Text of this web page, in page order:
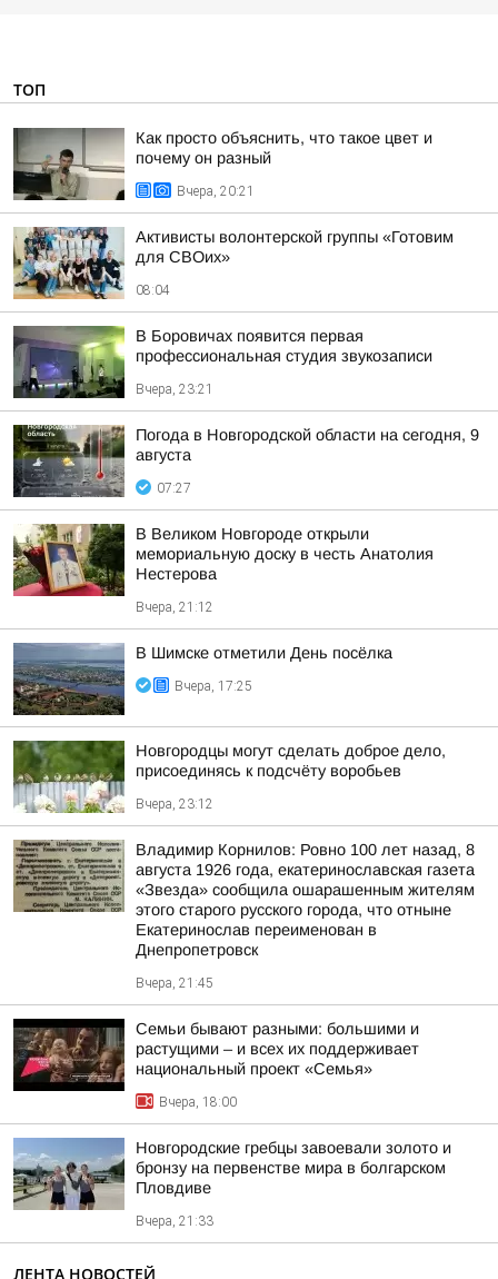
ТОП
Как просто объяснить, что такое цвет и
почему он разный
Вчера, 20:21
Активисты волонтерской группы «Готовим
для СВОих»
08:04
В Боровичах появится первая
профессиональная студия звукозаписи
Вчера, 23:21
Погода в Новгородской области на сегодня, 9
августа
07:27
В Великом Новгороде открыли
мемориальную доску в честь Анатолия
Нестерова
Вчера, 21:12
В Шимске отметили День посёлка
Вчера, 17:25
Новгородцы могут сделать доброе дело,
присоединясь к подсчёту воробьев
Вчера, 23:12
Владимир Корнилов: Ровно 100 лет назад, 8
августа 1926 года, екатеринославская газета
«Звезда» сообщила ошарашенным жителям
этого старого русского города, что отныне
Екатеринослав переименован в
Днепропетровск
Вчера, 21:45
Семьи бывают разными: большими и
растущими – и всех их поддерживает
национальный проект «Семья»
Вчера, 18:00
Новгородские гребцы завоевали золото и
бронзу на первенстве мира в болгарском
Пловдиве
Вчера, 21:33
ЛЕНТА НОВОСТЕЙ